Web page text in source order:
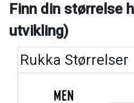
Finn din størrelse
utvikling)
Rukka Størrelser